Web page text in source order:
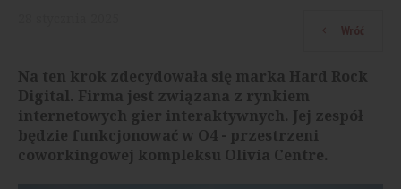
Wróć
Na ten krok zdecydowała się marka Hard Rock
Digital. Firma jest związana z rynkiem
internetowych gier interaktywnych. Jej zespół
będzie funkcjonować w O4 - przestrzeni
coworkingowej kompleksu Olivia Centre.